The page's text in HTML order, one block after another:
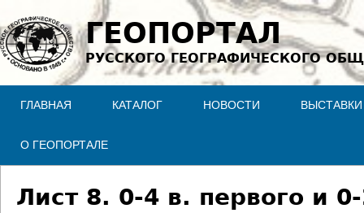
Jump to navigation
ГЕОПОРТАЛ
РУССКОГО ГЕОГРАФИЧЕСКОГО
ГЛАВНАЯ КАТАЛОГ НОВОСТИ ВЫСТАВКИ
О ГЕОПОРТАЛЕ